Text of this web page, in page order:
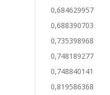
0,684629957
0,688390703
0,735398968
0,748189277
0,748840141
0,819586368